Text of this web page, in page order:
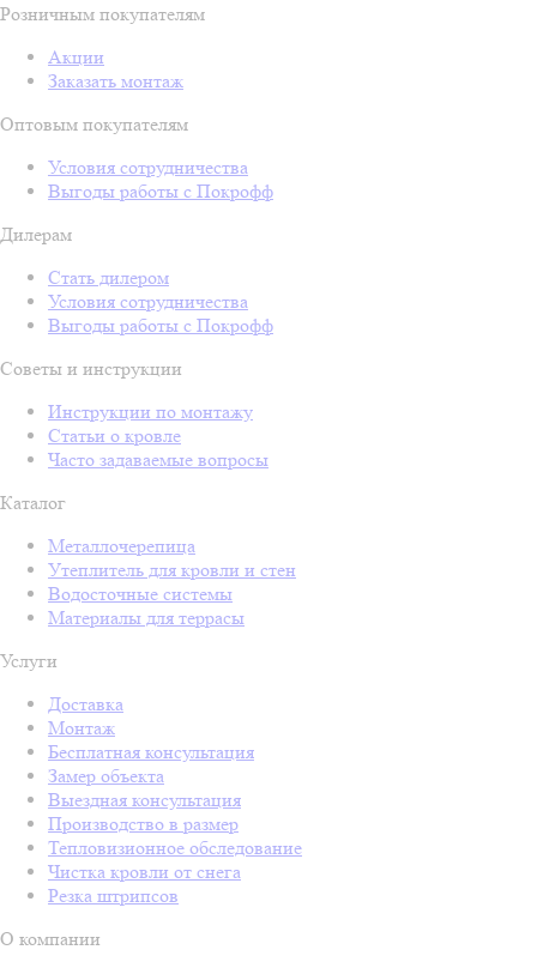
Розничным покупателям
Акции
Заказать монтаж
Оптовым покупателям
Условия сотрудничества
Выгоды работы с Покрофф
Дилерам
Стать дилером
Условия сотрудничества
Выгоды работы с Покрофф
Советы и инструкции
Инструкции по монтажу
Статьи о кровле
Часто задаваемые вопросы
Каталог
Металлочерепица
Утеплитель для кровли и стен
Водосточные системы
Материалы для террасы
Услуги
Доставка
Монтаж
Бесплатная консультация
Замер объекта
Выездная консультация
Производство в размер
Тепловизионное обследование
Чистка кровли от снега
Резка штрипсов
О компании